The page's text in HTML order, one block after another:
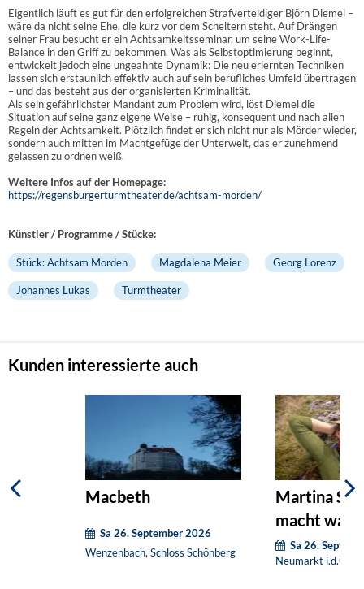
Eigentlich läuft es gut für den erfolgreichen Strafverteidiger Björn Diemel –
wäre da nicht seine Ehe, die kurz vor dem Scheitern steht. Auf Drängen
seiner Frau besucht er ein Achtsamkeitsseminar, um seine Work-Life-
Balance in den Griff zu bekommen. Was als Selbstoptimierung beginnt,
entwickelt jedoch eine ungeahnte Dynamik: Die neu erlernten Techniken
lassen sich erstaunlich effektiv auch auf sein berufliches Umfeld übertragen
– und das besteht aus der organisierten Kriminalität.
Als sein gefährlichster Mandant zum Problem wird, löst Diemel die
Situation auf seine ganz eigene Weise – ruhig, konsequent und nach allen
Regeln der Achtsamkeit. Plötzlich findet er sich nicht nur als Mörder wieder,
sondern auch mitten im Machtgefüge der Unterwelt, das er zunehmend
gelassen zu ordnen weiß.
Weitere Infos auf der Homepage:
https://regensburgerturmtheater.de/achtsam-morden/
Künstler / Programme / Stücke:
Stück: Achtsam Morden Magdalena Meier Georg Lorenz
Johannes Lukas Turmtheater
Kunden interessierte auch
Macbeth
Sa 26. September 2026
Wenzenbach, Schloss Schönberg
Martina
macht was
Sa 26.
Neumarkt